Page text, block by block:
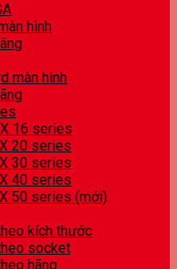
hình
màn hình
16 series
20 series
30 series
40 series
50 series (mới)
kích thước
socket
hãng